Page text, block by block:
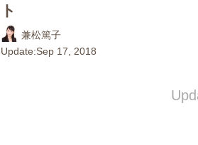
ト
兼松篤子
Update:Sep 17, 2018